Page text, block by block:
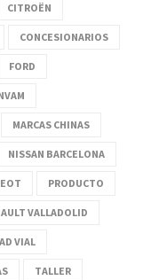
CITROËN
CONCESIONARIOS
FORD
MARCAS CHINAS
NISSAN BARCELONA
PRODUCTO
VALLADOLID
VIAL
TALLER